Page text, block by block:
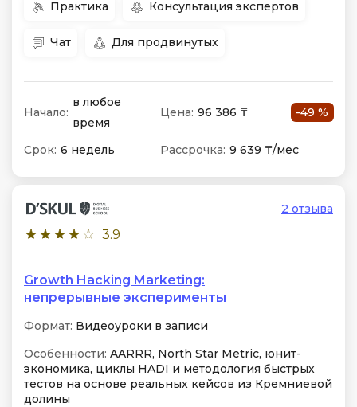
Практика Консультация экспертов
Чат Для продвинутых
Начало:
в любое
время
Цена: 96 386 ₸ -49 %
Срок: 6 недель Рассрочка: 9 639 ₸/мес
3.9
2 отзыва
Growth Hacking Marketing:
непрерывные эксперименты
Формат: Видеоуроки в записи
Особенности: AARRR, North Star Metric, юнит-
экономика, циклы HADI и методология быстрых
тестов на основе реальных кейсов из Кремниевой
долины